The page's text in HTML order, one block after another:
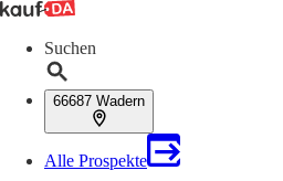
Suchen
66687 Wadern
Alle Prospekte